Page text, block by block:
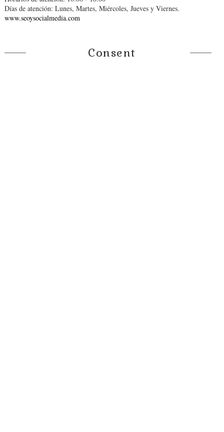
Días de atención: Lunes, Martes, Miércoles, Jueves y Viernes.
www.seoysocialmedia.com
Consent